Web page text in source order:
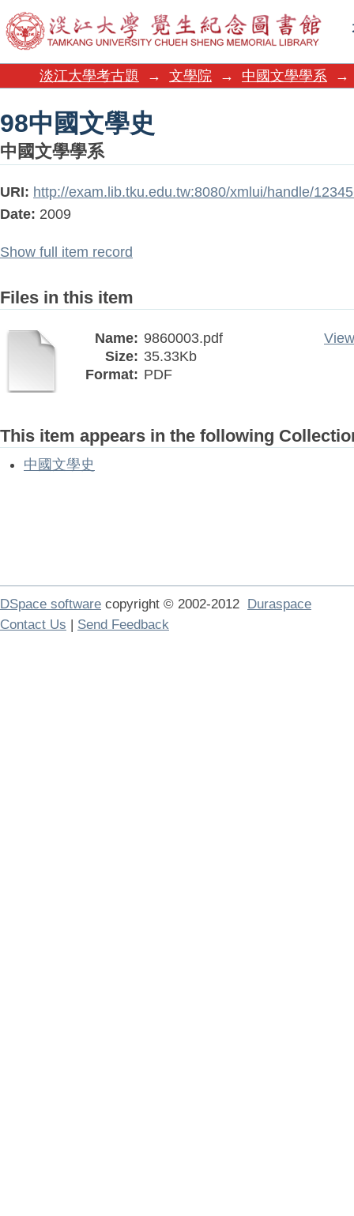
98中國文學史
淡江大學考古題 → 文學院 → 中國文學學系 →
98中國文學史
中國文學學系
URI: http://exam.lib.tku.edu.tw:8080/xmlui/handle/
Date: 2009
Show full item record
Files in this item
Name: 9860003.pdf
Size: 35.33Kb
Format: PDF
This item appears in the following
中國文學史
DSpace software copyright © 2002-2012 Duraspace
Contact Us | Send Feedback